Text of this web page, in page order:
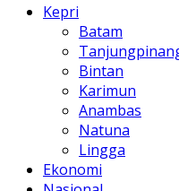
Kepri
Batam
Bintan
Karimun
Anambas
Natuna
Lingga
Ekonomi